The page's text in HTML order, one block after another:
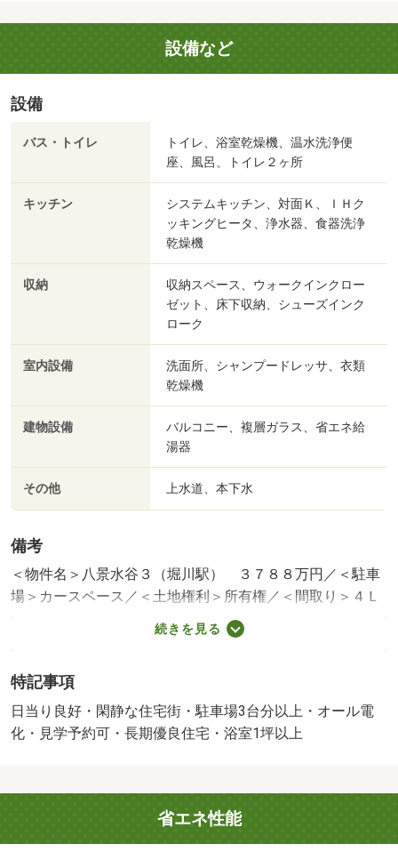
設備など
設備
バス・トイレ
トイレ、浴室乾燥機、温水洗浄便
座、風呂、トイレ２ヶ所
キッチン
システムキッチン、対面Ｋ、ＩＨク
ッキングヒータ、浄水器、食器洗浄
乾燥機
収納
収納スペース、ウォークインクロー
ゼット、床下収納、シューズインク
ローク
室内設備
洗面所、シャンプードレッサ、衣類
乾燥機
建物設備
バルコニー、複層ガラス、省エネ給
湯器
その他 上水道、本下水
備考
＜物件名＞八景水谷３（堀川駅） ３７８８万円／＜駐車
場＞カースペース／＜土地権利＞所有権／＜間取り＞４Ｌ
ＤＫ／＜特徴＞《本日ご案内可能！》長期優良住宅♪広々４
ＬＤＫ♪駐車３台可能♪、長期優良住宅認定通知書・駐車３
販売戸数：1戸
続きを見る
特記事項
日当り良好・閑静な住宅街・駐車場3台分以上・オール電
化・見学予約可・長期優良住宅・浴室1坪以上
省エネ性能